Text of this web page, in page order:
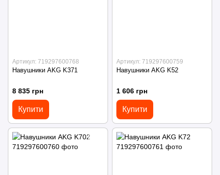
Артикул: 719297600768
Навушники AKG K371
8 835 грн
Купити
Артикул: 719297600759
Навушники AKG K52
1 606 грн
Купити